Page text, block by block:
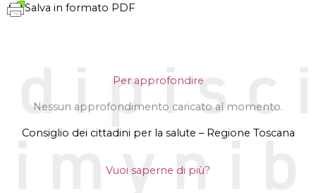
Salva in formato PDF
Per approfondire
Nessun approfondimento caricato al momento.
Consiglio dei cittadini per la salute – Regione Toscana
Vuoi saperne di più?